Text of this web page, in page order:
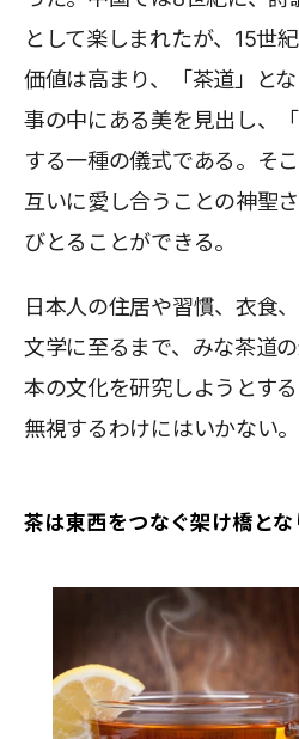
として楽しまれたが、15世
価値は高まり、「茶道」と
事の中にある美を見出し、
する一種の儀式である。そ
互いに愛し合うことの神聖
びとることができる。
日本人の住居や習慣、衣食
文学に至るまで、みな茶道
本の文化を研究しようとす
無視するわけにはいかない。
茶は東西をつなぐ架け橋とな